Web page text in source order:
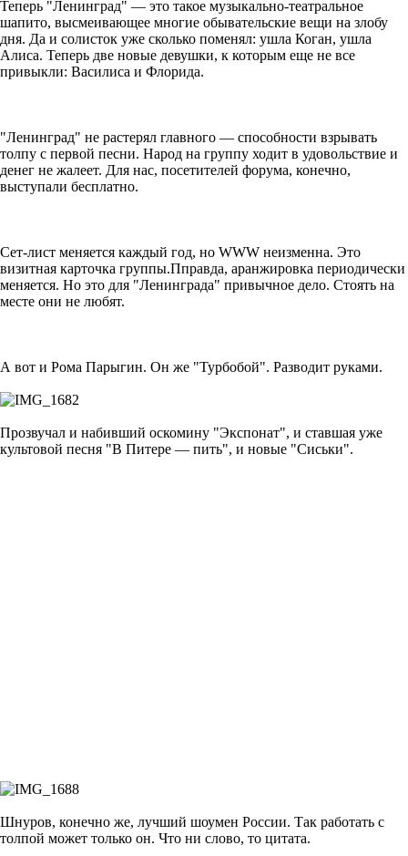
Теперь "Ленинград" — это такое музыкально-театральное
шапито, высмеивающее многие обывательские вещи на злобу
дня. Да и солисток уже сколько поменял: ушла Коган, ушла
Алиса. Теперь две новые девушки, к которым еще не все
привыкли: Василиса и Флорида.
"Ленинград" не растерял главного — способности взрывать
толпу с первой песни. Народ на группу ходит в удовольствие и
денег не жалеет. Для нас, посетителей форума, конечно,
выступали бесплатно.
Сет-лист меняется каждый год, но WWW неизменна. Это
визитная карточка группы.Пправда, аранжировка периодически
меняется. Но это для "Ленинграда" привычное дело. Стоять на
месте они не любят.
А вот и Рома Парыгин. Он же "Турбобой". Разводит руками.
Прозвучал и набивший оскомину "Экспонат", и ставшая уже
культовой песня "В Питере — пить", и новые "Сиськи".
Шнуров, конечно же, лучший шоумен России. Так работать с
толпой может только он. Что ни слово, то цитата.